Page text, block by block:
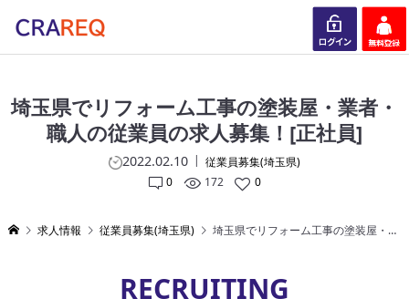
埼玉県でリフォーム工事の塗装屋・業者・
職人の従業員の求人募集！[正社員]
2022.02.10
従業員募集(埼玉県)
0
172 0
求人情報 従業員募集(埼玉県) 埼玉県でリフォーム工事の塗装屋・業者・職人の従業員の求人募集！[正社員]
RECRUITING